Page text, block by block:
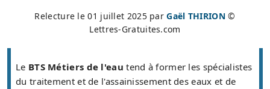
Relecture le01 juillet 2025parGaël THIRION©
Lettres-Gratuites.com
Le BTS Métiers de l'eau tend à former les spécialistes
du traitement et de l'assainissement des eaux et de